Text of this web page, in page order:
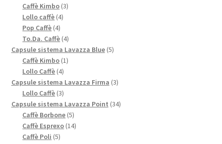
Caffè Kimbo 33
Lollo caffè 44
Pop Caffè 44
prodotti
To.Da. Caffè 44
prodotti
Capsule sistema Lavazza Blue 55
Caffè Kimbo 11
Lollo Caffè 44
prodotti
Capsule sistema Lavazza Firma 33
Lollo Caffè 33
prodotti
Capsule sistema Lavazza Point 3434
Caffè Borbone 55
prodotti
Caffè Esprexo 1414
Caffè Poli 55